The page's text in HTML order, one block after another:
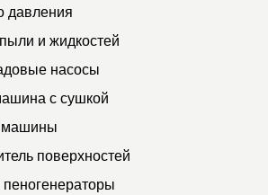
давления
и жидкостей
насосы
с сушкой
машины
поверхностей